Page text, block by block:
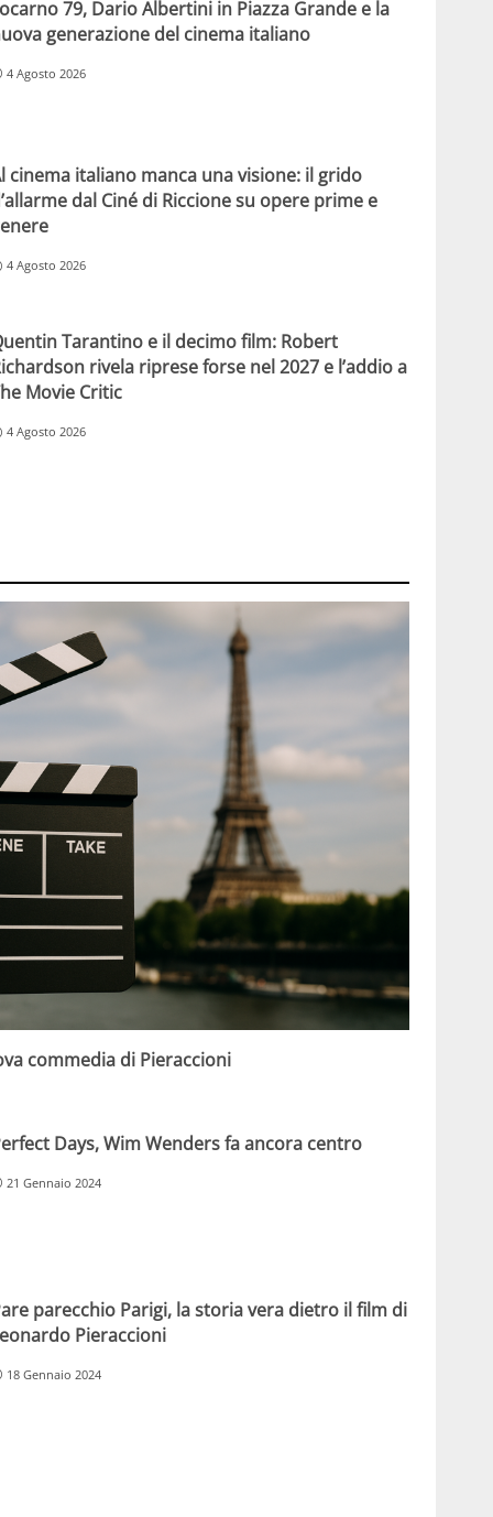
79, Dario Albertini in Piazza Grande e la
generazione del cinema italiano
4 Agosto 2026
cinema italiano manca una visione: il grido
dal Ciné di Riccione su opere prime e
4 Agosto 2026
Tarantino e il decimo film: Robert
rivela riprese forse nel 2027 e l’addio a
Movie Critic
4 Agosto 2026
commedia di Pieraccioni
Days, Wim Wenders fa ancora centro
21 Gennaio 2024
parecchio Parigi, la storia vera dietro il film di
Pieraccioni
18 Gennaio 2024